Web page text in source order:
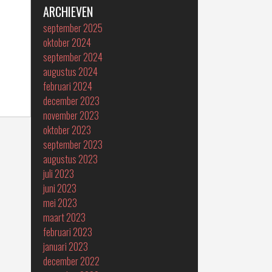
ARCHIEVEN
september 2025
oktober 2024
september 2024
augustus 2024
februari 2024
december 2023
november 2023
oktober 2023
september 2023
augustus 2023
juli 2023
juni 2023
mei 2023
maart 2023
februari 2023
januari 2023
december 2022